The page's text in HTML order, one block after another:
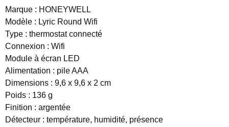
Marque : HONEYWELL
Modèle : Lyric Round Wifi
Type : thermostat connecté
Connexion : Wifi
Module à écran LED
Alimentation : pile AAA
Dimensions : 9,6 x 9,6 x 2 cm
Poids : 136 g
Finition : argentée
Détecteur : température, humidité, présence